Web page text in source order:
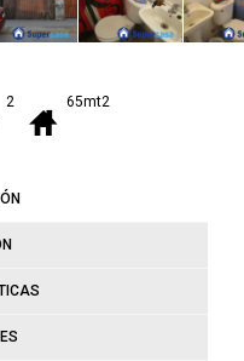
2 65mt2